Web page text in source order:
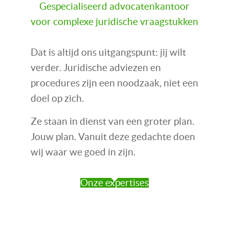
Gespecialiseerd advocatenkantoor
voor complexe juridische vraagstukken
Dat is altijd ons uitgangspunt: jij wilt
verder. Juridische adviezen en
procedures zijn een noodzaak, niet een
doel op zich.
Ze staan in dienst van een groter plan.
Jouw plan. Vanuit deze gedachte doen
wij waar we goed in zijn.
Onze expertises